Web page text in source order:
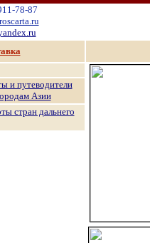
78-87
и путеводители
Азии
стран дальнего